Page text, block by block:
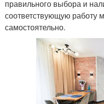
правильного выбора и
соответствующую работу
самостоятельно.